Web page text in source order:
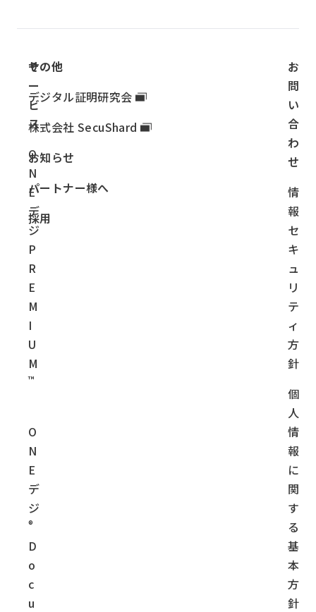
サ
ー
ビ
ス
O
N
E
デ
ジ
P
R
E
M
I
U
M
™
O
N
E
デ
ジ
®
D
o
c
u
その他
デジタル証明研究会
株式会社 SecuShard
お知らせ
パートナー様へ
採用
お
問
い
合
わ
せ
情
報
セ
キ
ュ
リ
テ
ィ
方
針
個
人
情
報
に
関
す
る
基
本
方
針